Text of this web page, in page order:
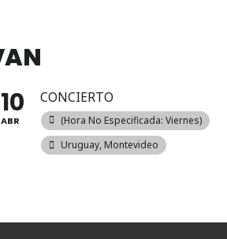
10
ABR
CONCIERTO
(hora No Especificada: Viernes)
Uruguay, Montevideo